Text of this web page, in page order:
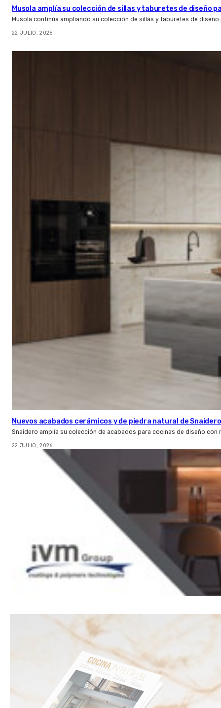
Musola amplía su colección de sillas y taburetes de diseño
Musola continúa ampliando su colección de sillas y taburetes de
22 JULIO, 2026
Nuevos acabados cerámicos y de piedra natural de Snaidero
Snaidero amplía su colección de acabados para cocinas de diseño
22 JULIO, 2026